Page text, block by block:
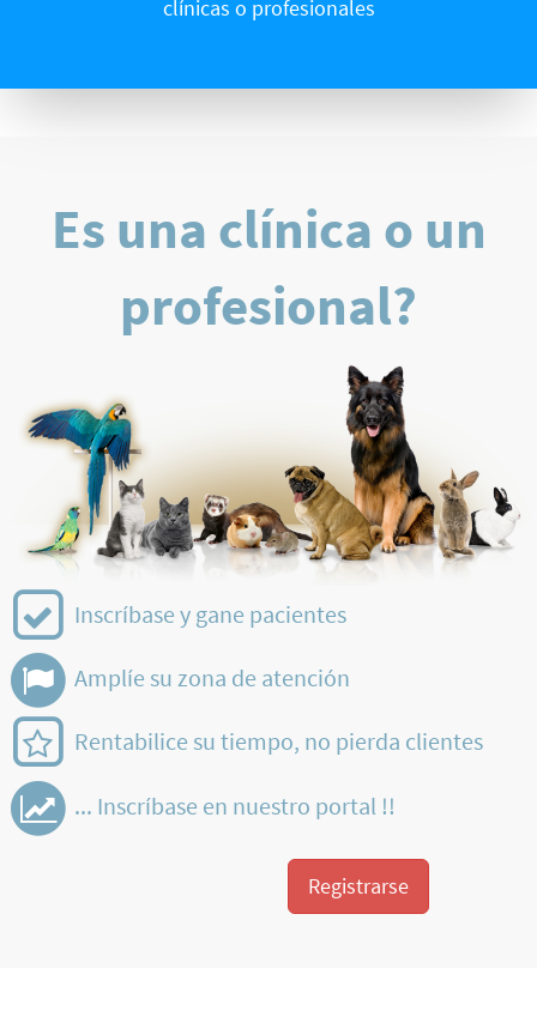
clínicas o profesionales
Es una clínica o un
profesional?
Inscríbase y gane pacientes
Amplíe su zona de atención
Rentabilice su tiempo, no pierda clientes
... Inscríbase en nuestro portal !!
Registrarse